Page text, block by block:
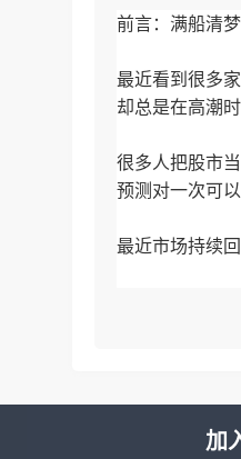
前言：满船清
最近看到很多
却总是在高潮
很多人把股市
预测对一次可
最近市场持续
加